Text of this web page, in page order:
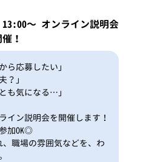
13:00〜 オンライン説明会
！
ら応募したい」
？」
も気になる…」
イン説明会を開催します！
加OK◎
職場の雰囲気などを、わ